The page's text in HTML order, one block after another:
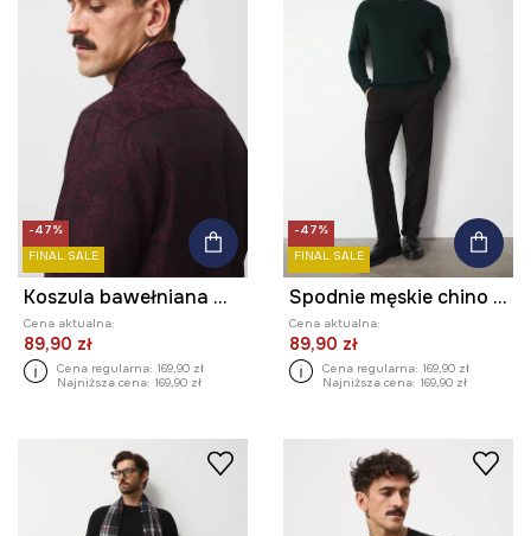
-47%
FINAL SALE
Koszula bawełniana męska z kołnierzykiem klasycznym żakardowa
Cena aktualna:
89,90 zł
Cena regularna: 169,90 zł
Najniższa cena: 169,90 zł
-47%
FINAL SALE
Spodnie męskie chino melanżowe
Cena aktualna:
89,90 zł
Cena regularna: 169,90 zł
Najniższa cena: 169,90 zł